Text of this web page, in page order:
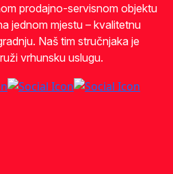
prodajno-servisnom objektu
jednom mjestu – kvalitetnu
Naš tim stručnjaka je
vrhunsku uslugu.